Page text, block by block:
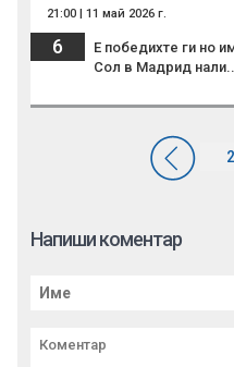
21:00 | 11 май 2026 г.
6
Е победихте ги но
Сол в Мадрид
Напиши коментар